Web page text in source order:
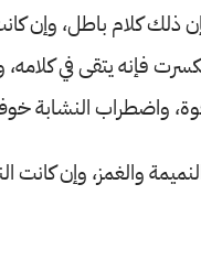
كلام باطل، وإن
فإنه يتقى في
واضطراب النشابة
والغمز، وإن كانت